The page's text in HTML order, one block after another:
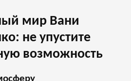
мир Вани
не упустите
возможность